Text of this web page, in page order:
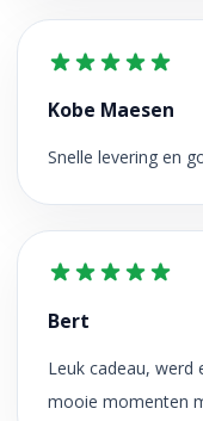
Kobe Maesen
Snelle levering en
Bert
Leuk cadeau, werd
mooie momenten